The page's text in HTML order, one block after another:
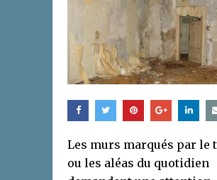
Les murs marqués par le
ou les aléas du quotidien